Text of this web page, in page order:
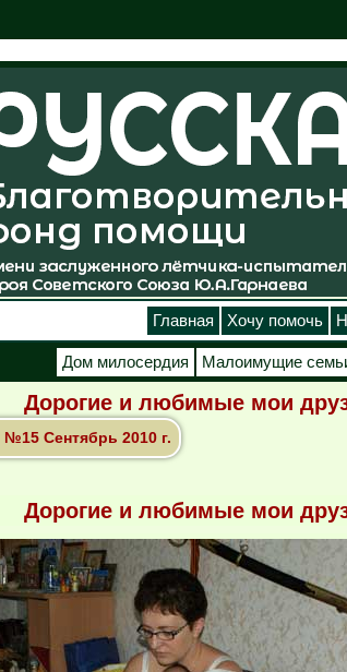
Главная Хочу помочь
Дом милосердия Малоимущие
Дорогие и любимые мои
№15 Сентябрь 2010 г.
Дорогие и любимые мои